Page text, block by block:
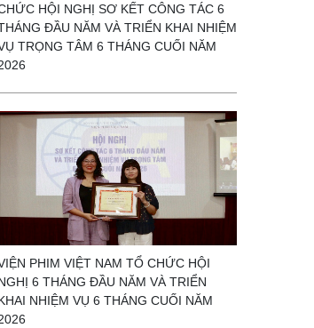
HỘI NGHỊ SƠ KẾT CÔNG TÁC 6
ĐẦU NĂM VÀ TRIỂN KHAI NHIỆM
TRỌNG TÂM 6 THÁNG CUỐI NĂM
PHIM VIỆT NAM TỔ CHỨC HỘI
6 THÁNG ĐẦU NĂM VÀ TRIỂN
NHIỆM VỤ 6 THÁNG CUỐI NĂM